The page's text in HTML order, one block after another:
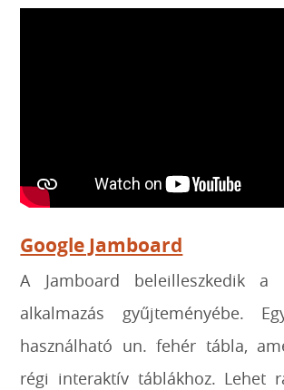
Google Jamboard
A Jamboard beleilleszkedik a
alkalmazás gyűjteményébe.
használható un. fehér tábla,
régi interaktív táblákhoz. Lehet